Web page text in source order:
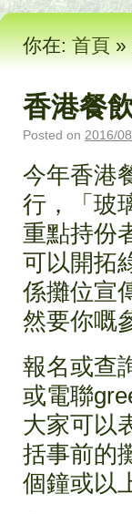
你在:首頁»
香港餐
Posted on 2016/
今年香港
行，「玻
重點持份
可以開拓
係攤位宣
然要你嘅
報名或查
或電聯
大家可以
括事前的
個鐘或以